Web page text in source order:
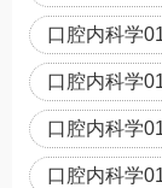
口腔内科学
口腔内科学
口腔内科学
口腔内科学